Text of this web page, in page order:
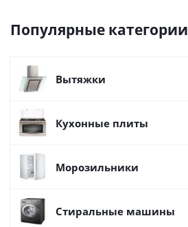
Популярные категории
Вытяжки
Кухонные плиты
Морозильники
Стиральные машины